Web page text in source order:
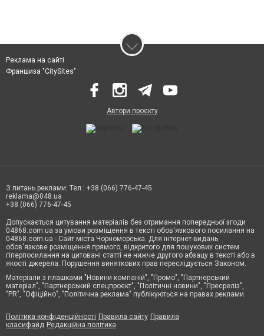
Реклама на сайті
Франшиза "CitySites"
Автори проєкту
З питань реклами: Тел.: +38 (066) 776-47-45
reklama@048.ua
+38 (066) 776-47-45
Допускається цитування матеріалів без отримання попередньої згоди
04868.com.ua за умови розміщення в тексті обов'язкового посилання на
04868.com.ua - Сайт міста Чорноморська. Для інтернет-видань
обов'язкове розміщення прямого, відкритого для пошукових систем
гіперпосилання на цитовані статті не нижче другого абзацу в тексті або в
якості джерела. Порушення виняткових прав переслідується Законом.
Матеріали з плашками "Новини компаній", "Промо", "Партнерський
матеріал", "Партнерський спецпроєкт", "Політичні новини", "Пресреліз",
"PR", "Офіційно", "Політична реклама" публікуються на правах реклами.
Політика конфіденційності Правила сайту Правила
класифайд Редакційна політика